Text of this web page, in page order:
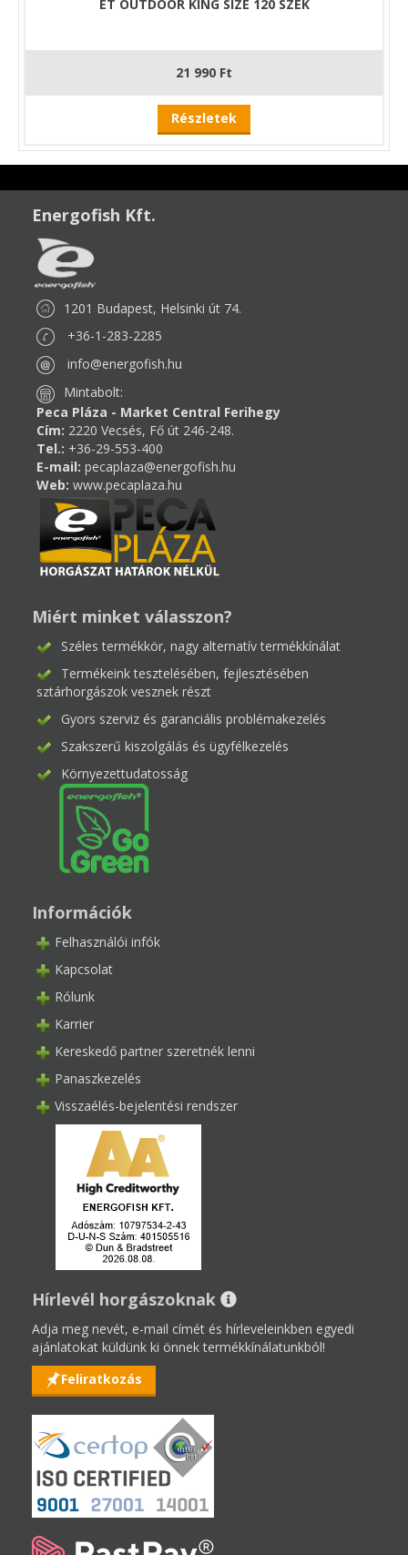
ET OUTDOOR KING SIZE 120 SZÉK
21 990 Ft
Részletek
Energofish Kft.
1201 Budapest, Helsinki út 74.
+36-1-283-2285
info@energofish.hu
Mintabolt:
Peca Pláza - Market Central Ferihegy
Cím: 2220 Vecsés, Fő út 246-248.
Tel.: +36-29-553-400
E-mail: pecaplaza@energofish.hu
Web: www.pecaplaza.hu
Miért minket válasszon?
Széles termékkör, nagy alternatív termékkínálat
Termékeink tesztelésében, fejlesztésében
sztárhorgászok vesznek részt
Gyors szerviz és garanciális problémakezelés
Szakszerű kiszolgálás és ügyfélkezelés
Környezettudatosság
Információk
Felhasználói infók
Kapcsolat
Rólunk
Karrier
Kereskedő partner szeretnék lenni
Panaszkezelés
Visszaélés-bejelentési rendszer
Hírlevél horgászoknak
Adja meg nevét, e-mail címét és hírleveleinkben egyedi
ajánlatokat küldünk ki önnek termékkínálatunkból!
Feliratkozás